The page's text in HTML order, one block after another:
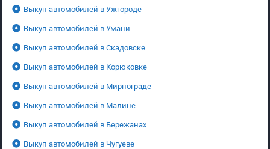
Выкуп автомобилей в Ужгороде
Выкуп автомобилей в Умани
Выкуп автомобилей в Скадовске
Выкуп автомобилей в Корюковке
Выкуп автомобилей в Мирнограде
Выкуп автомобилей в Малине
Выкуп автомобилей в Бережанах
Выкуп автомобилей в Чугуеве